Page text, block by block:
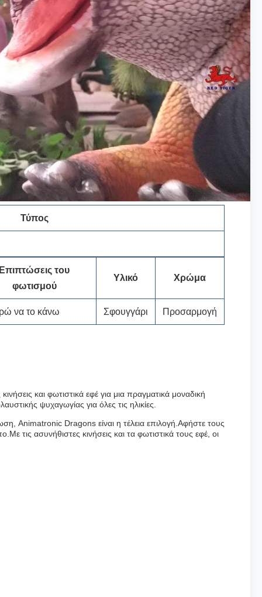
Τύπος
Επιπτώσεις του
φωτισμού
Υλικό Χρώμα
να το κάνω Σφουγγάρι Προσαρμογή
και φωτιστικά εφέ για μια πραγματικά μοναδική
ψυχαγωγίας για όλες τις ηλικίες.
Animatronic Dragons είναι η τέλεια επιλογή.Αφήστε τους
τις ασυνήθιστες κινήσεις και τα φωτιστικά τους εφέ, οι